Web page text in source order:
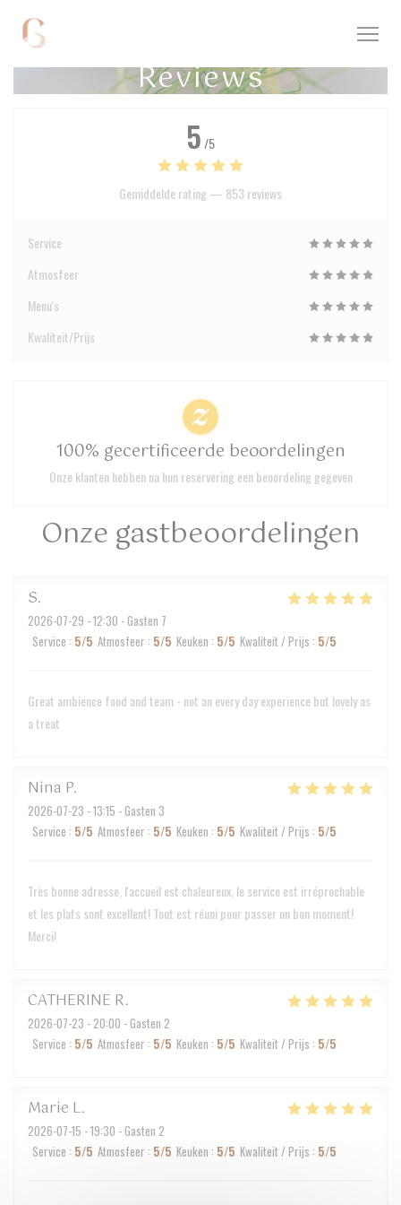
Cookies beheer paneel
Reviews
Onze gastbeoordelingen
S
2026-07-29 - 12:30 - Gasten 7
Service : 5/5 Atmosfeer : 5/5 Keuken : 5/5 Kwaliteit / Prijs : 5/5
Great ambience food and team - not an every day experience but lovely as
a treat
Nina P
2026-07-23 - 13:15 - Gasten 3
Service : 5/5 Atmosfeer : 5/5 Keuken : 5/5 Kwaliteit / Prijs : 5/5
Très bonne adresse, l'accueil est chaleureux, le service est irréprochable
et les plats sont excellent! Tout est réuni pour passer un bon moment!
Merci!
CATHERINE R
2026-07-23 - 20:00 - Gasten 2
Service : 5/5 Atmosfeer : 5/5 Keuken : 5/5 Kwaliteit / Prijs : 5/5
Marie L
2026-07-15 - 19:30 - Gasten 2
Service : 5/5 Atmosfeer : 5/5 Keuken : 5/5 Kwaliteit / Prijs : 5/5
5 /5
Gemiddelde rating — 853 reviews
Service
Atmosfeer
Menu's
Kwaliteit/Prijs
100% gecertificeerde beoordelingen
Onze klanten hebben na hun reservering een beoordeling gegeven